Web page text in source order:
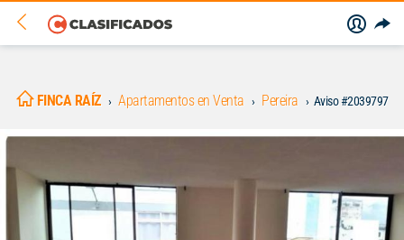
FINCA RAÍZ Apartamentos en Venta Pereira Aviso #2039797